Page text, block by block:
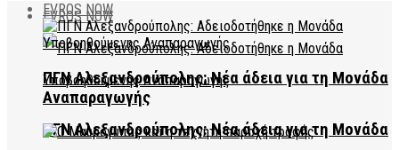
EVROS NOW
ΠΓΝ Αλεξανδρούπολης: Νέα άδεια για τη Μονάδα
EVROS NOW
ΠΓΝ Αλεξανδρούπολης: Νέα άδεια για τη Μονάδα
Αναπαραγωγής